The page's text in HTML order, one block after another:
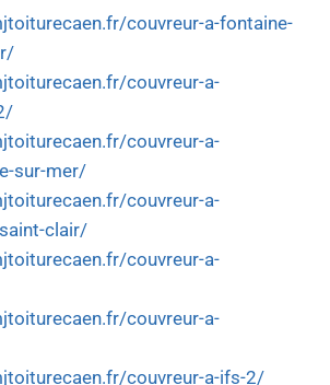
couvreur-a-fontaine-
couvreur-a-
couvreur-a-
sur-mer/
couvreur-a-
clair/
couvreur-a-
couvreur-a-
couvreur-a-ifs-2/